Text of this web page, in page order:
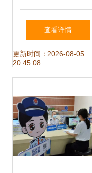
力 佛山税务启动第
33个全国税收宣传
查看详情
更新时间：2026-08-05
20:45:08